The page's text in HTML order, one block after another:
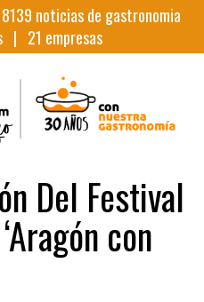
noticias de gastronomia
| 21 empresas
Del Festival
con